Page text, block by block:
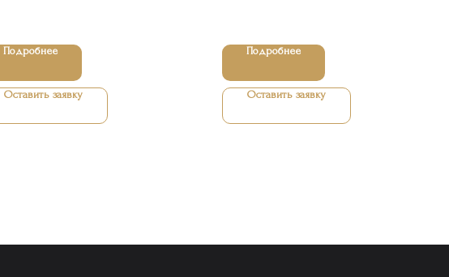
Подробнее
Оставить заявку
Подробнее
Оставить заявку